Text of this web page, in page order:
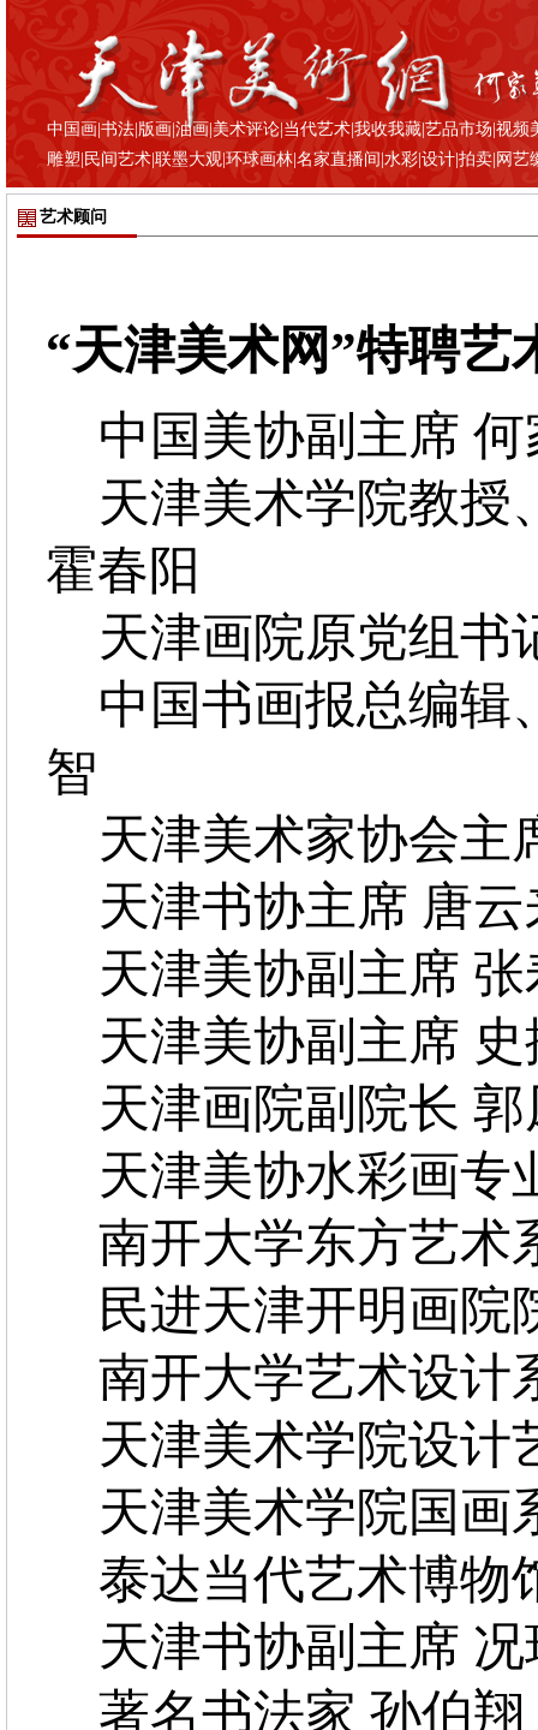
中国画 |书法 版画 |油画 |美术评论 当代艺术 |我收我藏 |艺品市场 |视频
雕塑 民间艺术 |联墨大观 |环球画林 |名家直播间 |水彩 |设计 |拍卖 网艺
艺术顾问
“天津美术网”特聘艺
中国美协副主席 何
天津美术学院教授
霍春阳
天津画院原党组书
中国书画报总编辑
智
天津美术家协会主
天津书协主席 唐云
天津美协副主席 张
天津美协副主席 史
天津画院副院长 郭
天津美协水彩画专
南开大学东方艺术
民进天津开明画院
南开大学艺术设计
天津美术学院设计
天津美术学院国画
泰达当代艺术博物
天津书协副主席 况
著名书法家 孙伯翔